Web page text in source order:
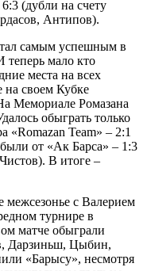
(дубли на счету
Антипов).
самым успешным в
теперь мало кто
места на всех
на своем Кубке
Мемориале Ромазана
обыграть только
«Romazan Team» – 2:1
от «Ак Барса» – 1:3
В итоге –
межсезонье с Валерием
турнире в
матче обыграли
Дарзиньш, Цыбин,
«Барысу», несмотря